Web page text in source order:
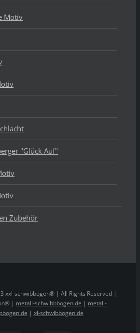
Motiv
"Glück Auf"
Zubehör
xxl-schwibbogen® | All Rights Reserved |
| metall-schwibbbogen.de | metall-
| xl-schwibbogen.de